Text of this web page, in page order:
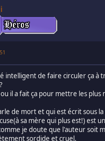
intelligent de faire circuler ça à
il a fait ça pour mettre les plus
de mort et qui est écrit sous
sa mère qui plus est!) est
je doute que l'auteur soit
sordide et cruel.